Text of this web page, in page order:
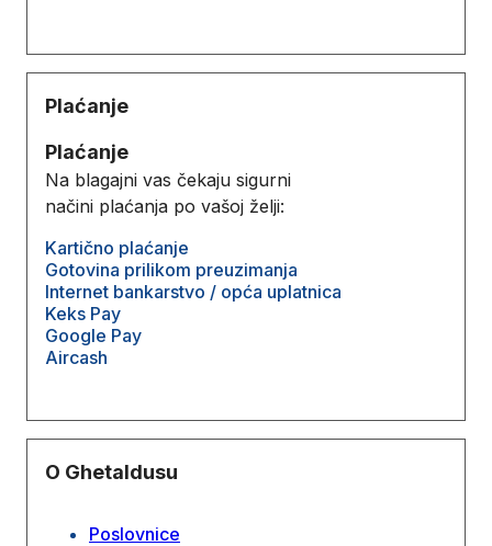
Plaćanje
Plaćanje
Na blagajni vas čekaju sigurni
načini plaćanja po vašoj želji:
Kartično plaćanje
Gotovina prilikom preuzimanja
Internet bankarstvo / opća uplatnica
Keks Pay
Google Pay
Aircash
O Ghetaldusu
Poslovnice